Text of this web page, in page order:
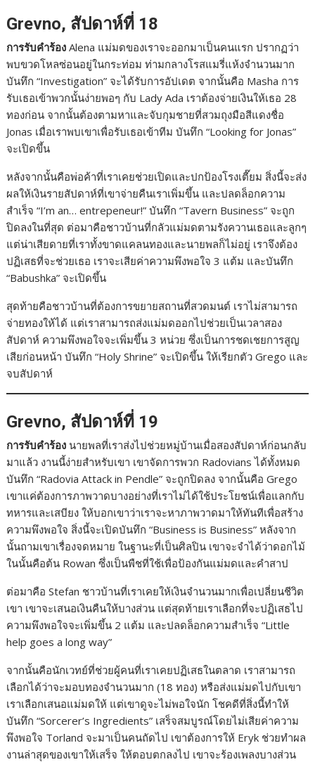
Grevno, สัปดาห์ที่ 18
การรับคำร้อง Alena แม่มดของเราจะออกมาเป็นคนแรก ปรากฏว่า
พบขวดโหลซ่อนอยู่ในกระท่อม ท่ามกลางโรสแมรี่แห้งจำนวนมาก
บันทึก “Investigation” จะได้รับการอัปเดต จากนั้นคือ Masha การ
รับเธอเข้าพวกนั้นง่ายพอๆ กับ Lady Ada เราต้องจ่ายเงินให้เธอ 28
ทองก่อน จากนั้นต้องตามหาและจับกุมชายที่สวมถุงมือสีแดงชื่อ
Jonas เมื่อเราพบเขาเพื่อรับเธอเข้าทีม บันทึก “Looking for Jonas”
จะเปิดขึ้น
หลังจากนั้นคือพ่อค้าที่เราเคยช่วยเปิดและปกป้องโรงเตี๊ยม สิ่งนี้จะส่ง
ผลให้เงินรายสัปดาห์ที่เขาจ่ายคืนเราเพิ่มขึ้น และปลดล็อกความ
สำเร็จ “I’m an… entrepeneur!” บันทึก “Tavern Business” จะถูก
ปิดลงในที่สุด ต่อมาคือชาวบ้านที่กลัวแม่มดตามรังควานเธอและลูกๆ
แต่น่าเสียดายที่เราทั้งขาดแคลนทองและนายพลก็ไม่อยู่ เราจึงต้อง
ปฏิเสธที่จะช่วยเธอ เราจะเสียค่าความพึงพอใจ 3 แต้ม และบันทึก
“Babushka” จะเปิดขึ้น
สุดท้ายคือชาวบ้านที่ต้องการขยายสถานที่สวดมนต์ เราไม่สามารถ
จ่ายทองให้ได้ แต่เราสามารถส่งแม่มดออกไปช่วยเป็นเวลาสอง
สัปดาห์ ความพึงพอใจจะเพิ่มขึ้น 3 หน่วย ซึ่งเป็นการชดเชยการสูญ
เสียก่อนหน้า บันทึก “Holy Shrine” จะเปิดขึ้น ให้เรียกตัว Grego และ
จบสัปดาห์
Grevno, สัปดาห์ที่ 19
การรับคำร้อง นายพลที่เราส่งไปช่วยหมู่บ้านเมื่อสองสัปดาห์ก่อนกลับ
มาแล้ว งานนี้ง่ายสำหรับเขา เขาจัดการพวก Radovians ได้ทั้งหมด
บันทึก “Radovia Attack in Pendle” จะถูกปิดลง จากนั้นคือ Grego
เขาแค่ต้องการภาพวาดบางอย่างที่เราไม่ได้ใช้ประโยชน์เพื่อแลกกับ
ทหารและเสบียง ให้บอกเขาว่าเราจะหาภาพวาดมาให้ทันทีเพื่อสร้าง
ความพึงพอใจ สิ่งนี้จะเปิดบันทึก “Business is Business” หลังจาก
นั้นถามเขาเรื่องจดหมาย ในฐานะที่เป็นศิลปิน เขาจะจำได้ว่าดอกไม้
ในนั้นคือต้น Rowan ซึ่งเป็นพืชที่ใช้เพื่อป้องกันแม่มดและคำสาป
ต่อมาคือ Stefan ชาวบ้านที่เราเคยให้เงินจำนวนมากเพื่อเปลี่ยนชีวิต
เขา เขาจะเสนอเงินคืนให้บางส่วน แต่สุดท้ายเราเลือกที่จะปฏิเสธไป
ความพึงพอใจจะเพิ่มขึ้น 2 แต้ม และปลดล็อกความสำเร็จ “Little
help goes a long way”
จากนั้นคือนักเวทย์ที่ช่วยผู้คนที่เราเคยปฏิเสธในตลาด เราสามารถ
เลือกได้ว่าจะมอบทองจำนวนมาก (18 ทอง) หรือส่งแม่มดไปกับเขา
เราเลือกเสนอแม่มดให้ แต่เขาดูจะไม่พอใจนัก โชคดีที่สิ่งนี้ทำให้
บันทึก “Sorcerer’s Ingredients” เสร็จสมบูรณ์โดยไม่เสียค่าความ
พึงพอใจ Torland จะมาเป็นคนถัดไป เขาต้องการให้ Eryk ช่วยทำผล
งานล่าสุดของเขาให้เสร็จ ให้ตอบตกลงไป เขาจะร้องเพลงบางส่วน